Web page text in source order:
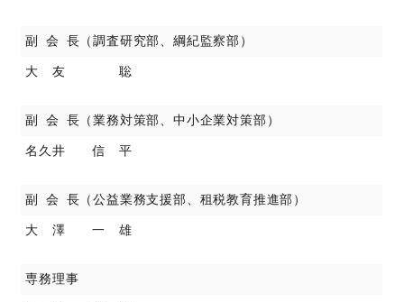
副 会 長（調査研究部、綱紀監察部）
大 友 聡
副 会 長（業務対策部、中小企業対策部）
名久井 信 平
副 会 長（公益業務支援部、租税教育推進部）
大 澤 一 雄
専務理事